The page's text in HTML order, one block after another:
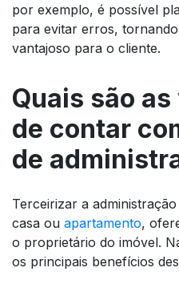
por exemplo, é possível
para evitar erros,
vantajoso para o cliente.
Quais são
de contar
de
Terceirizar a
casa ou apartamento,
o proprietário do imóvel.
os principais benefícios